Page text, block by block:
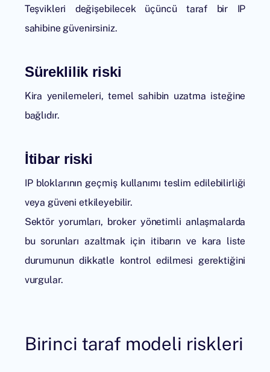
Teşvikleri değişebilecek üçüncü taraf bir IP
sahibine güvenirsiniz.
Süreklilik riski
Kira yenilemeleri, temel sahibin uzatma isteğine
bağlıdır.
İtibar riski
IP bloklarının geçmiş kullanımı teslim edilebilirliği
veya güveni etkileyebilir.
Sektör yorumları, broker yönetimli anlaşmalarda
bu sorunları azaltmak için itibarın ve kara liste
durumunun dikkatle kontrol edilmesi gerektiğini
vurgular.
Birinci taraf modeli riskleri